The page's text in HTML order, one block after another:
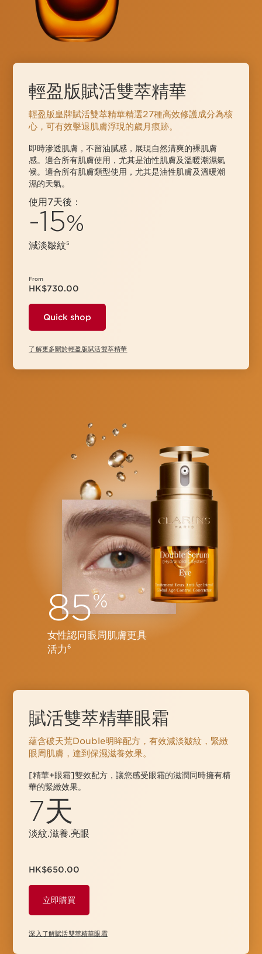
輕盈版賦活雙萃精華
輕盈版皇牌賦活雙萃精華精選27種高效修護成分為核
心，可有效擊退肌膚浮現的歲月痕跡。
即時滲透肌膚，不留油膩感，展現自然清爽的裸肌膚
感。適合所有肌膚使用，尤其是油性肌膚及溫暖潮濕氣
候。適合所有肌膚類型使用，尤其是油性肌膚及溫暖潮
濕的天氣。
使用7天後：
-15%
減淡皺紋5
From
HK$730.00
Quick shop
了解更多關於輕盈版賦活雙萃精華
85%
女性認同眼周肌膚更具
活力6
賦活雙萃精華眼霜
蘊含破天荒Double明眸配方，有效減淡皺紋，緊緻
眼周肌膚，達到保濕滋養⁠效⁠果。
[精華+眼霜]雙效配方，讓您感受眼霜的滋潤同時擁有精
華的緊緻⁠效⁠果。
7天
淡紋.滋養.亮眼
HK$650.00
立即購買
深入了解賦活雙萃精華眼霜